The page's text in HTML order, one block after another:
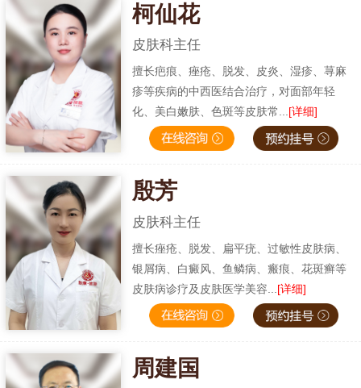
柯仙花
皮肤科主任
擅长疤痕、痤疮、脱发、皮炎、湿疹、荨麻
疹等疾病的中西医结合治疗，对面部年轻
化、美白嫩肤、色斑等皮肤常... [详细]
殷芳
皮肤科主任
擅长痤疮、脱发、扁平疣、过敏性皮肤病、
银屑病、白癜风、鱼鳞病、瘢痕、花斑癣等
皮肤病诊疗及皮肤医学美容... [详细]
周建国